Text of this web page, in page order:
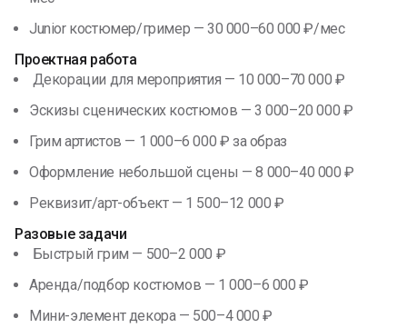
Junior костюмер/гример — 30 000–60 000 ₽/мес
Проектная работа
Декорации для мероприятия — 10 000–70 000 ₽
Эскизы сценических костюмов — 3 000–20 000 ₽
Грим артистов — 1 000–6 000 ₽ за образ
Оформление небольшой сцены — 8 000–40 000 ₽
Реквизит/арт-объект — 1 500–12 000 ₽
Разовые задачи
Быстрый грим — 500–2 000 ₽
Аренда/подбор костюмов — 1 000–6 000 ₽
Мини-элемент декора — 500–4 000 ₽